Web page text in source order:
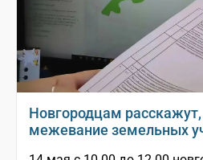
Новгородцам
межевание земельных